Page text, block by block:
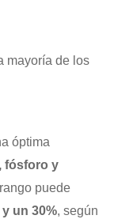
mayoría de los
óptima
fósforo y
puede
un 30%, según